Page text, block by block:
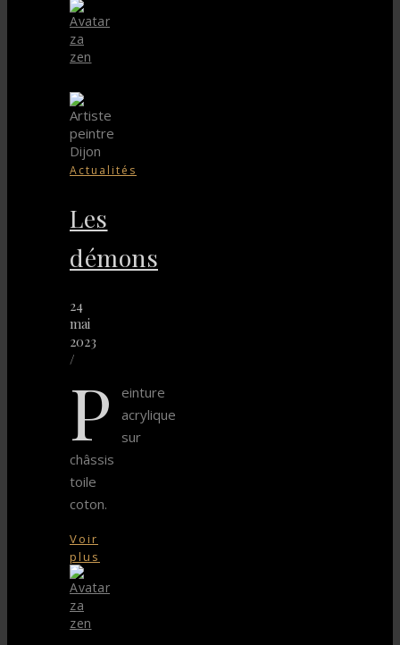
za
zen
Actualités
Les
démons
24
mai
2023
/
P
einture
acrylique
sur
châssis
toile
coton.
Voir
plus
za
zen